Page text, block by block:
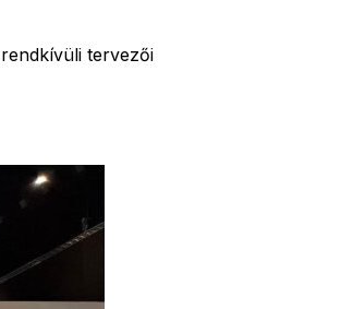
tervezői